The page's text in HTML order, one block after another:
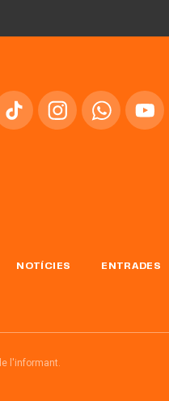
NOTÍCIES ENTRADES
l'informant.